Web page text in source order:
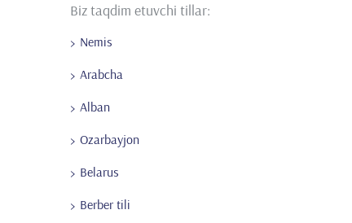
Biz taqdim etuvchi tillar:
Nemis
Arabcha
Alban
Ozarbayjon
Belarus
Berber tili